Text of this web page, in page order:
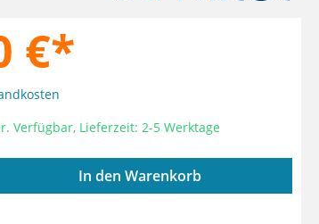
€*
Verfügbar, Lieferzeit: 2-5 Werktage
den gewünschten Wert
In den Warenkorb